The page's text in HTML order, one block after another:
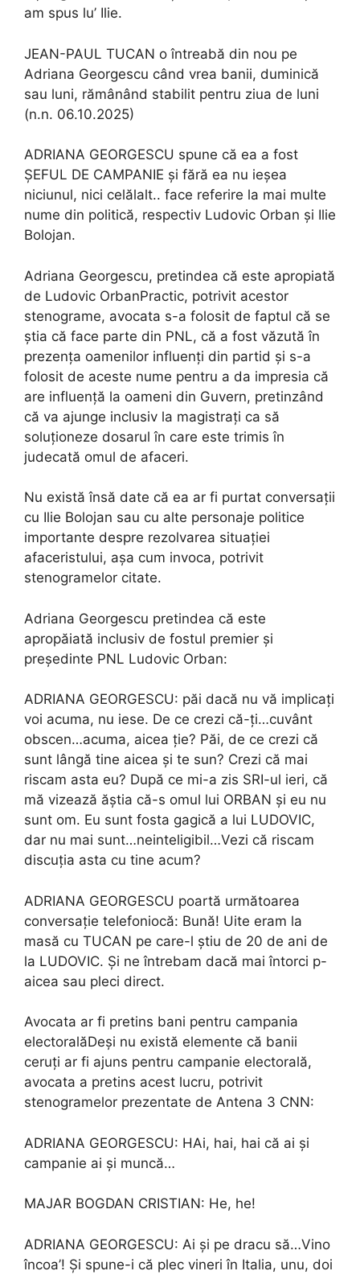
am spus lu’ Ilie.
JEAN-PAUL TUCAN o întreabă din nou pe
Adriana Georgescu când vrea banii, duminică
sau luni, rămânând stabilit pentru ziua de luni
(n.n. 06.10.2025)
ADRIANA GEORGESCU spune că ea a fost
ȘEFUL DE CAMPANIE și fără ea nu ieșea
niciunul, nici celălalt.. face referire la mai multe
nume din politică, respectiv Ludovic Orban și Ilie
Bolojan.
Adriana Georgescu, pretindea că este apropiată
de Ludovic OrbanPractic, potrivit acestor
stenograme, avocata s-a folosit de faptul că se
știa că face parte din PNL, că a fost văzută în
prezența oamenilor influenți din partid și s-a
folosit de aceste nume pentru a da impresia că
are influență la oameni din Guvern, pretinzând
că va ajunge inclusiv la magistrați ca să
soluționeze dosarul în care este trimis în
judecată omul de afaceri.
Nu există însă date că ea ar fi purtat conversații
cu Ilie Bolojan sau cu alte personaje politice
importante despre rezolvarea situației
afaceristului, așa cum invoca, potrivit
stenogramelor citate.
Adriana Georgescu pretindea că este
apropăiată inclusiv de fostul premier și
președinte PNL Ludovic Orban:
ADRIANA GEORGESCU: păi dacă nu vă implicați
voi acuma, nu iese. De ce crezi că-ți…cuvânt
obscen…acuma, aicea ție? Păi, de ce crezi că
sunt lângă tine aicea și te sun? Crezi că mai
riscam asta eu? După ce mi-a zis SRI-ul ieri, că
mă vizează ăștia că-s omul lui ORBAN și eu nu
sunt om. Eu sunt fosta gagică a lui LUDOVIC,
dar nu mai sunt…neinteligibil…Vezi că riscam
discuția asta cu tine acum?
ADRIANA GEORGESCU poartă următoarea
conversație telefoniocă: Bună! Uite eram la
masă cu TUCAN pe care-l știu de 20 de ani de
la LUDOVIC. Și ne întrebam dacă mai întorci p-
aicea sau pleci direct.
Avocata ar fi pretins bani pentru campania
electoralăDeși nu există elemente că banii
ceruți ar fi ajuns pentru campanie electorală,
avocata a pretins acest lucru, potrivit
stenogramelor prezentate de Antena 3 CNN:
ADRIANA GEORGESCU: HAi, hai, hai că ai și
campanie ai și muncă…
MAJAR BOGDAN CRISTIAN: He, he!
ADRIANA GEORGESCU: Ai și pe dracu să…Vino
încoa’! Și spune-i că plec vineri în Italia, unu, doi